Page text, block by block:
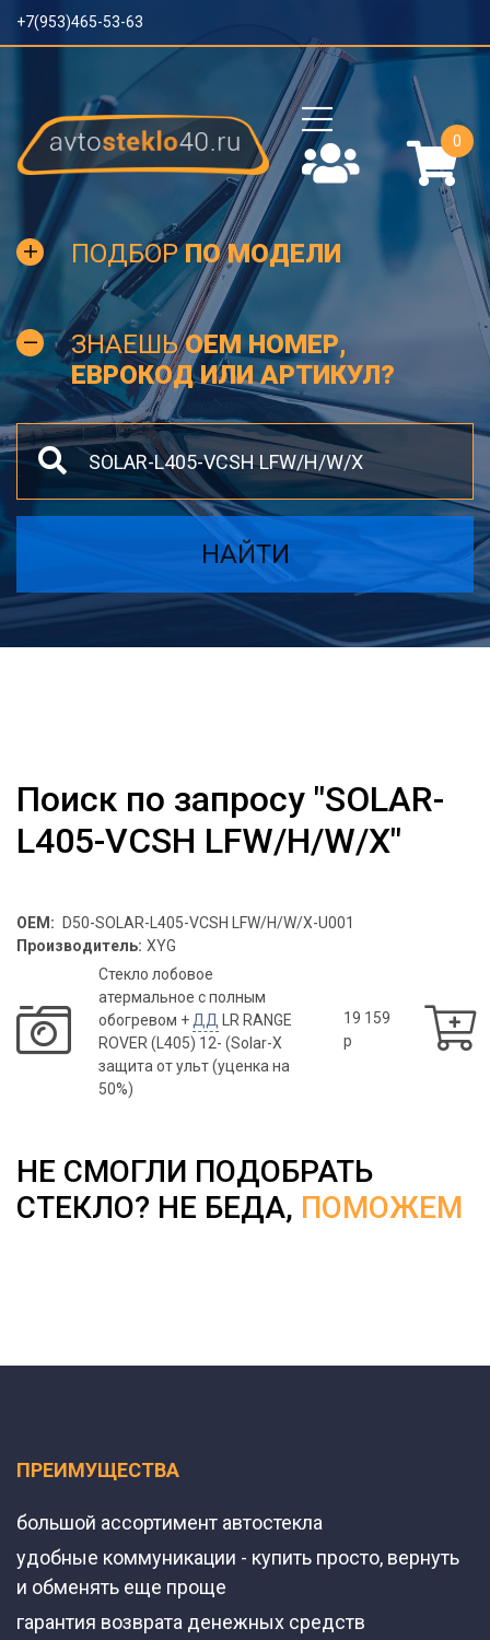
+7(953)465-53-63
0
ПОДБОРПО МОДЕЛИ
ЗНАЕШЬOEM НОМЕР,
ЕВРОКОД ИЛИ АРТИКУЛ?
НАЙТИ
Поиск по запросу "SOLAR-
L405-VCSH LFW/H/W/X"
OEM:
D50-SOLAR-L405-VCSH LFW/H/W/X-U001
Производитель: XYG
Стекло лобовое
атермальное с полным
обогревом + ДД
LR RANGE
ROVER (L405) 12- (Solar-X
защита от ульт (уценка на
50%)
19 159
p
НЕ СМОГЛИ ПОДОБРАТЬ
СТЕКЛО? НЕ БЕДА, ПОМОЖЕМ
ПРЕИМУЩЕСТВА
большой ассортимент автостекла
удобные коммуникации - купить просто, вернуть
и обменять еще проще
гарантия возврата денежных средств